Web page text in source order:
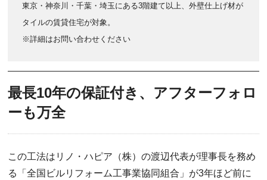
東京・神奈川・千葉・埼玉にある3階建て以上、外壁仕上げ材が
タイルの賃貸住宅が対象。
※詳細はお問い合わせください
最長10年の保証付き、アフターフォロ
ーも万全
この工法はリノ・ハピア（株）の渡辺代表が理事長を務め
る「全国ビルリフォーム工事業協同組合」が3年ほど前に